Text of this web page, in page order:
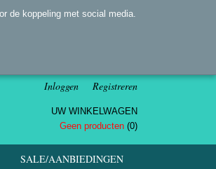
Inloggen Registreren
UW WINKELWAGEN
Geen producten (0)
SALE/AANBIEDINGEN
de koppeling met social media.